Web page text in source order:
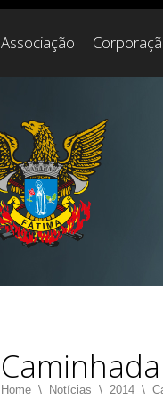
Associação
Home \ Notícias \ 2014 \